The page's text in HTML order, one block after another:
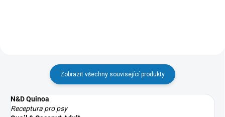
Zobrazit všechny související produkty
N&D Quinoa
Receptura pro psy